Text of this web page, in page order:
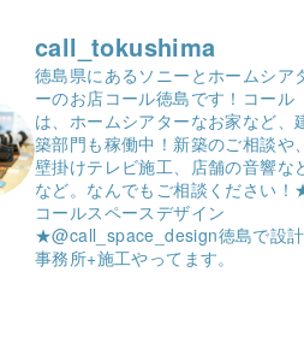
call_tokushima
徳島県にあるソニーとホームシア
ーのお店コール徳島です！ コール
は、ホームシアターなお家など、
築部門も稼働中！ 新築のご相談や
壁掛けテレビ施工、店舗の音響な
など。 なんでもご相談ください！
コールスペースデザイン
★@call_space_design徳島で設計
事務所+施工やってます。